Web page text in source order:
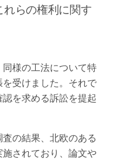
らの権利に関す
様の工法について特
受けました。それで
を求める訴訟を提起
の結果、北欧のある
されており、論文や